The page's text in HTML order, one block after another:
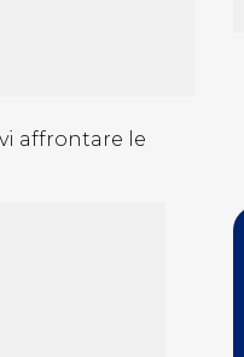
affrontare le